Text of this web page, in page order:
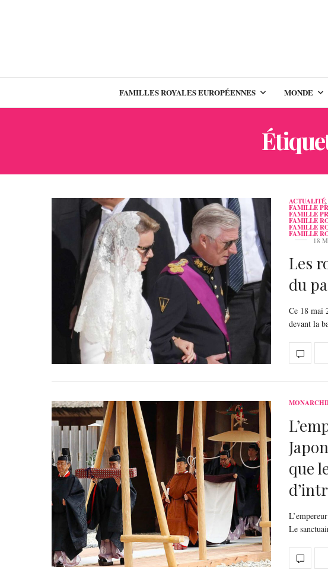
FAMILLES ROYALES EUROPÉENNES MONDE
ACTUALITÉ,
FAMILLE
FAMILLE
FAMILLE
FAMILLE
FAMILLE
18
Les
du
Ce 18 mai
devant la
que
Le